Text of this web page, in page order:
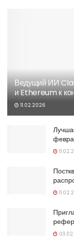
Ведущий ИИ
и Ethereum к
11.02.2026